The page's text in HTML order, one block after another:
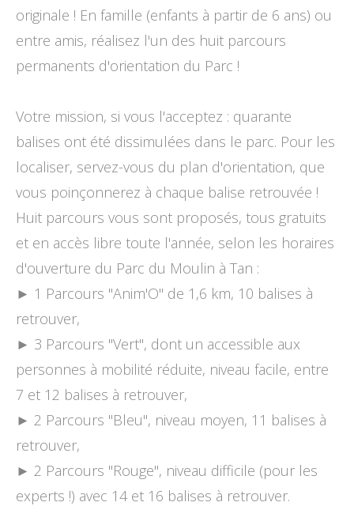
originale ! En famille (enfants à partir de 6 ans) ou
entre amis, réalisez l'un des huit parcours
permanents d'orientation du Parc !
Votre mission, si vous l'acceptez : quarante
balises ont été dissimulées dans le parc. Pour les
localiser, servez-vous du plan d'orientation, que
vous poinçonnerez à chaque balise retrouvée !
Huit parcours vous sont proposés, tous gratuits
et en accès libre toute l'année, selon les horaires
d'ouverture du Parc du Moulin à Tan :
► 1 Parcours ''Anim'O'' de 1,6 km, 10 balises à
retrouver,
► 3 Parcours ''Vert'', dont un accessible aux
personnes à mobilité réduite, niveau facile, entre
7 et 12 balises à retrouver,
► 2 Parcours ''Bleu'', niveau moyen, 11 balises à
retrouver,
► 2 Parcours ''Rouge'', niveau difficile (pour les
experts !) avec 14 et 16 balises à retrouver.